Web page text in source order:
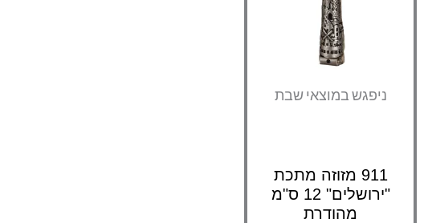
ניפגש במוצאי שבת
911 מזוזה מתכת
"ירושלים" 12 ס"מ
מהודרת